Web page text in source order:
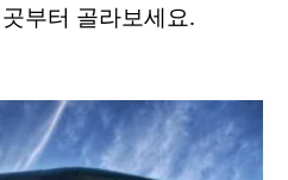
부터 골라보세요.